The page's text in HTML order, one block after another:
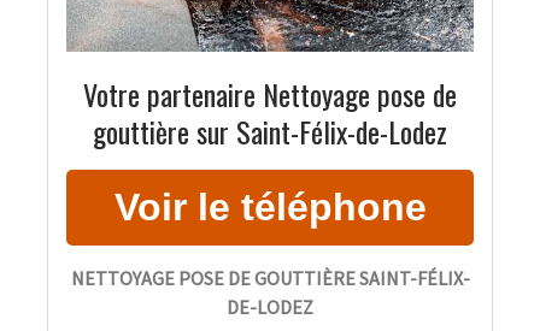
Votre partenaire Nettoyage pose de
gouttière sur Saint-Félix-de-Lodez
NETTOYAGE POSE DE GOUTTIÈRE SAINT-FÉLIX-
DE-LODEZ